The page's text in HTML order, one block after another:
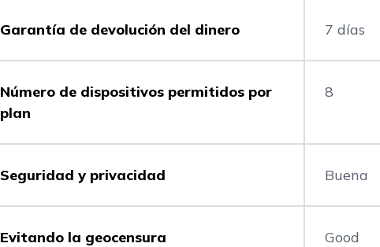
Garantía de devolución del dinero 7 días
Número de dispositivos permitidos por
plan
8
Seguridad y privacidad Buena
Evitando la geocensura Good